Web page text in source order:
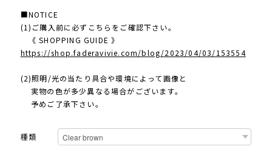
■NOTICE
(1)ご購入前に必ずこちらをご確認下さい。
《 SHOPPING GUIDE 》
https://shop.faderavivie.com/blog/2023/04/03/153554
(2)照明/光の当たり具合や環境によって画像と
実物の色が多少異なる場合がございます。
予めご了承下さい。
種類